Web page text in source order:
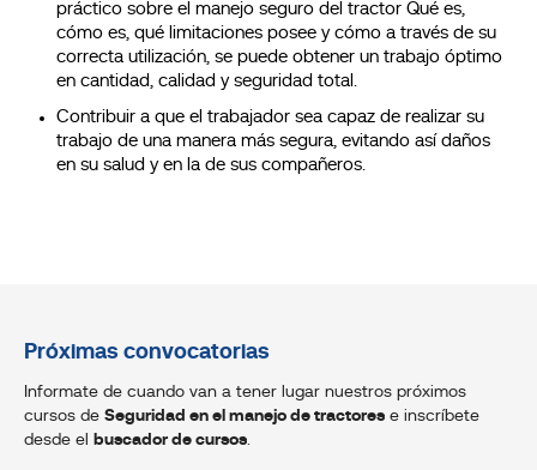
práctico sobre el manejo seguro del tractor Qué es,
cómo es, qué limitaciones posee y cómo a través de su
correcta utilización, se puede obtener un trabajo óptimo
en cantidad, calidad y seguridad total.
Contribuir a que el trabajador sea capaz de realizar su
trabajo de una manera más segura, evitando así daños
en su salud y en la de sus compañeros.
Próximas convocatorias
Informate de cuando van a tener lugar nuestros próximos
cursos de Seguridad en el manejo de tractores e inscríbete
desde el buscador de cursos.